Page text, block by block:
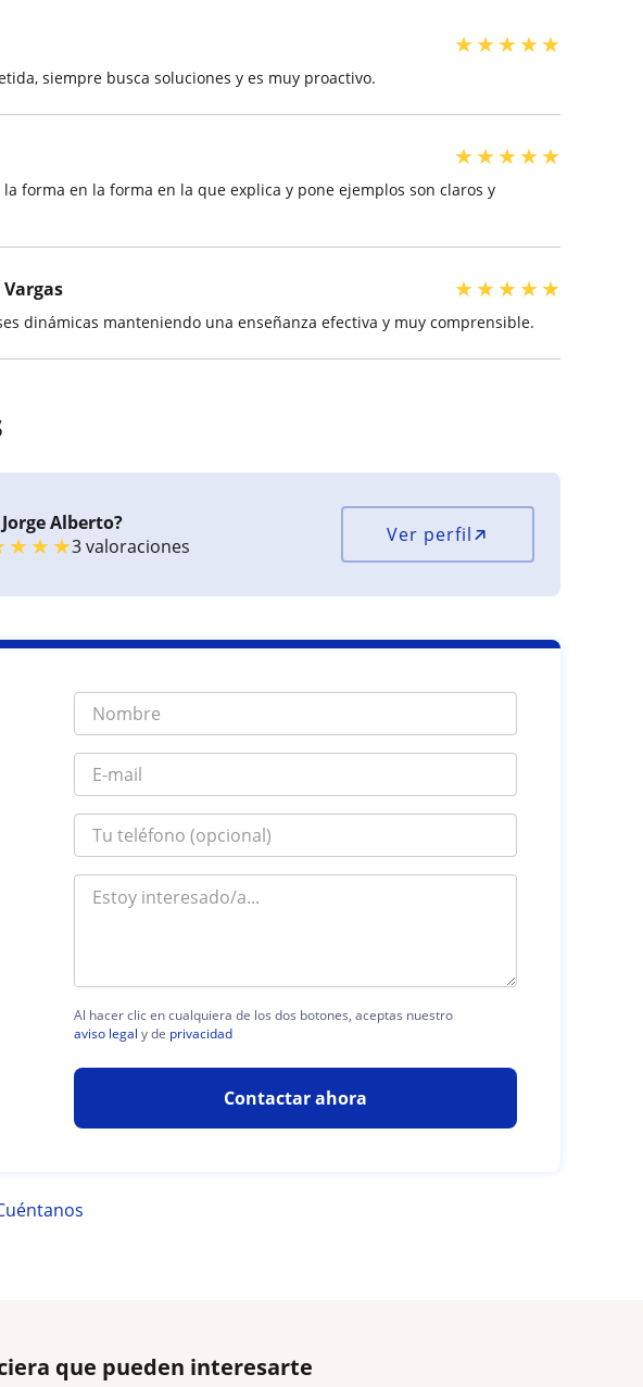
★★★★★
siempre busca soluciones y es muy proactivo.
★★★★★
la forma en la forma en la que explica y pone ejemplos son claros y
★★★★★
dinámicas manteniendo una enseñanza efectiva y muy comprensible.
Alberto?
★★★3 valoraciones Ver perfil
Al hacer clic en cualquiera de los dos botones, aceptas nuestro
aviso legal y de privacidad
Contactar ahora
que pueden interesarte